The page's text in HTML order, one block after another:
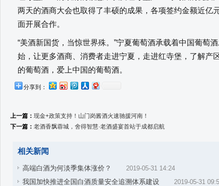
两天的酒商大会也取得了丰硕的成果，各项签约金额近亿
面开展合作。
“美酒新国货，当惊世界殊。”宁夏葡萄酒承载着中国葡萄
始，让更多酒商、消费者走进宁夏，走进红寺堡，了解产
的葡萄酒，爱上中国的葡萄酒。
分享到：
上一篇： 现金+政策支持！山门岗酱酒火速驰援河南！
下一篇： 老酒香飘蓉城，舍得智慧·老酒盛宴首站于成都启航
相关新闻
高端白酒为何淡季集体涨价？ 2019-05-31 14:24
我国加快推进全国白酒质量安全追溯体系建设 2019-05-31